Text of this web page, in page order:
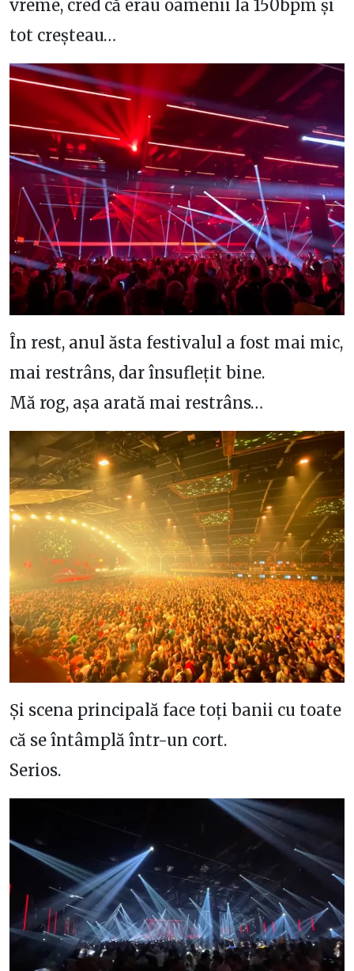
vreme, cred că erau oamenii la 150bpm și
tot creșteau…
În rest, anul ăsta festivalul a fost mai mic,
mai restrâns, dar însuflețit bine.
Mă rog, așa arată mai restrâns…
Și scena principală face toți banii cu toate
că se întâmplă într-un cort.
Serios.